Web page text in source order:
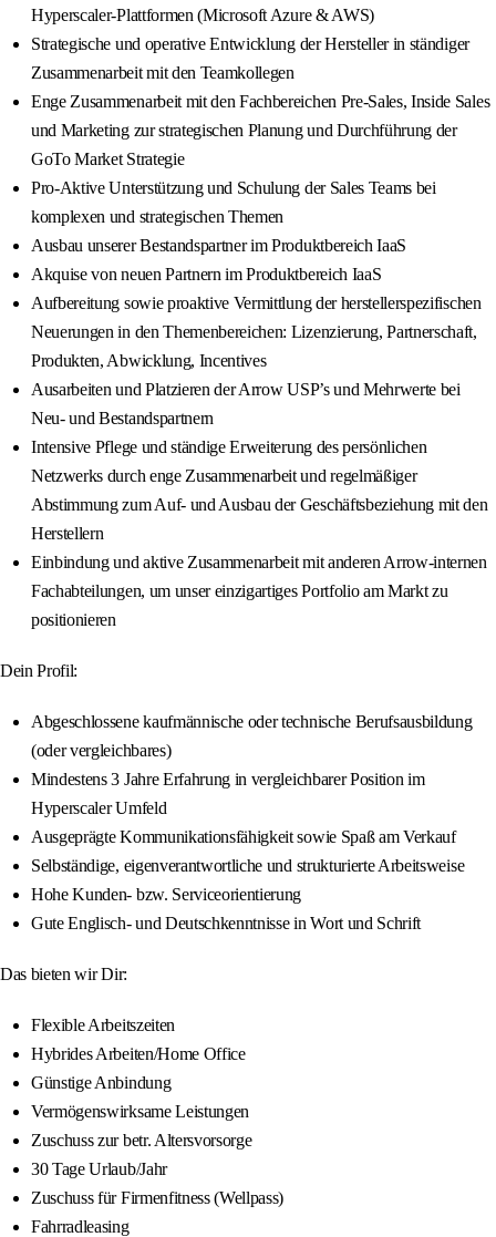
Hyperscaler-Plattformen (Microsoft Azure & AWS)
Strategische und operative Entwicklung der Hersteller in ständiger
Zusammenarbeit mit den Teamkollegen
Enge Zusammenarbeit mit den Fachbereichen Pre-Sales, Inside Sales
und Marketing zur strategischen Planung und Durchführung der
GoTo Market Strategie
Pro-Aktive Unterstützung und Schulung der Sales Teams bei
komplexen und strategischen Themen
Ausbau unserer Bestandspartner im Produktbereich IaaS
Akquise von neuen Partnern im Produktbereich IaaS
Aufbereitung sowie proaktive Vermittlung der herstellerspezifischen
Neuerungen in den Themenbereichen: Lizenzierung, Partnerschaft,
Produkten, Abwicklung, Incentives
Ausarbeiten und Platzieren der Arrow USP’s und Mehrwerte bei
Neu- und Bestandspartnern
Intensive Pflege und ständige Erweiterung des persönlichen
Netzwerks durch enge Zusammenarbeit und regelmäßiger
Abstimmung zum Auf- und Ausbau der Geschäftsbeziehung mit den
Herstellern
Einbindung und aktive Zusammenarbeit mit anderen Arrow-internen
Fachabteilungen, um unser einzigartiges Portfolio am Markt zu
positionieren
Dein Profil:
Abgeschlossene kaufmännische oder technische Berufsausbildung
(oder vergleichbares)
Mindestens 3 Jahre Erfahrung in vergleichbarer Position im
Hyperscaler Umfeld
Ausgeprägte Kommunikationsfähigkeit sowie Spaß am Verkauf
Selbständige, eigenverantwortliche und strukturierte Arbeitsweise
Hohe Kunden- bzw. Serviceorientierung
Gute Englisch- und Deutschkenntnisse in Wort und Schrift
Das bieten wir Dir:
Flexible Arbeitszeiten
Hybrides Arbeiten/Home Office
Günstige Anbindung
Vermögenswirksame Leistungen
Zuschuss zur betr. Altersvorsorge
30 Tage Urlaub/Jahr
Zuschuss für Firmenfitness (Wellpass)
Fahrradleasing